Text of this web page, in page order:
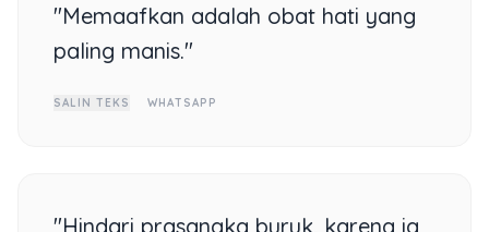
"Memaafkan adalah obat hati yang
paling manis."
SALIN TEKS WHATSAPP
"Hindari prasangka buruk, karena ia